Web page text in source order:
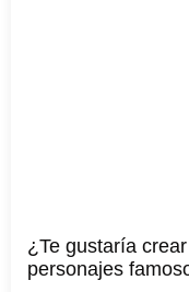
¿Te gustaría
personajes